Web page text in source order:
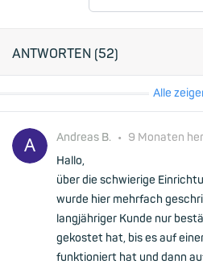
ANTWORTEN (52)
Alle
Andreas B. • 9 Monaten her
Hallo,
über die schwierige
wurde hier mehrfach
langjähriger Kunde nur
gekostet hat, bis es auf
funktioniert hat und dann